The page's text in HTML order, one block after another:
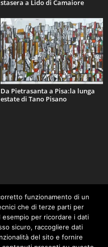
stasera a Lido di Camaiore
Da Pietrasanta a Pisa:la lunga
estate di Tano Pisano
funzionamento di un
che di terze parti per
esempio per ricordare i dati
sicuro, raccogliere dati
del sito e fornire